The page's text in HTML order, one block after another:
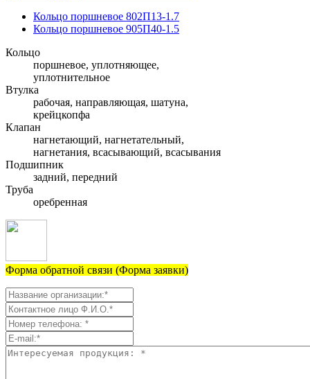
Кольцо поршневое 802П13-1.7
Кольцо поршневое 905П40-1.5
Кольцо
поршневое, уплотняющее,
уплотнительное
Втулка
рабочая, направляющая, шатуна,
крейцкопфа
Клапан
нагнетающий, нагнетательный,
нагнетания, всасывающий, всасывания
Подшипник
задний, передний
Труба
оребренная
Форма обратной связи (Форма заявки)